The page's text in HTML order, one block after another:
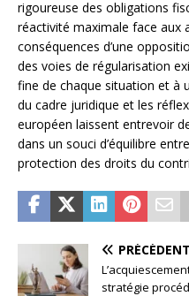
rigoureuse des obligations
réactivité maximale face aux
conséquences d’une
des voies de régularisation
fine de chaque situation et à
du cadre juridique et les
européen laissent entrevoir
dans un souci d’équilibre
protection des droits du
PRÉCÉDENT
stratégie